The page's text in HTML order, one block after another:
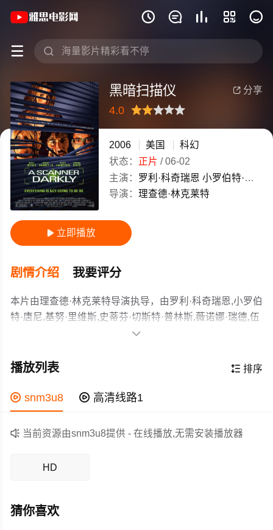
    
 
《黑暗扫描仪》(2006)美国英语高清电
 分享
黑暗扫描仪
4.0
很差
较差 推荐力荐
2006 美国
科幻
状态： 正片 /06-02
主演： 罗利·科奇瑞恩 小罗伯特·唐尼
导演： 理查德·林克莱特
 立即播放
剧情介绍 我要评分
本片由理查德·林克莱特导演执导，由罗利·科奇瑞恩,小罗伯
特·唐尼,基努·里维斯,史蒂芬·切斯特·普林斯,薇诺娜·瑞德,伍
迪·哈里森,麦露迪·切斯,亚历克斯·琼斯,Wilbur,Penn,肯·韦伯
主演，故事情节跌岩起伏、扣人心弦，领广大科幻片爱好
在美国境内流行，政府当局只好利用高科技监视系统对抗失控的局面。
品来源，这样，他与小毒贩唐娜•霍桑（薇诺娜•瑞德饰）、吸毒者吉姆•
贝芮斯（小罗伯特•唐尼饰）、厄尼•洛克曼（伍迪•哈里逊饰）、查尔斯•
费克（罗瑞•考克兰饰）等人住在一起。但实际上，弗瑞德也被“D药丸”的
作为一部 上映的科幻电影，在当期同类题材影片中具有一
定的看点，在演员表现和剧情架构上也都有不错的亮点，
剧情紧凑，角色塑造鲜明，适合喜欢科幻类电影的观众观

 排序
播放列表
 snm3u8  高清线路1
 当前资源由snm3u8提供 - 在线播放,无需安装播放器
HD
猜你喜欢